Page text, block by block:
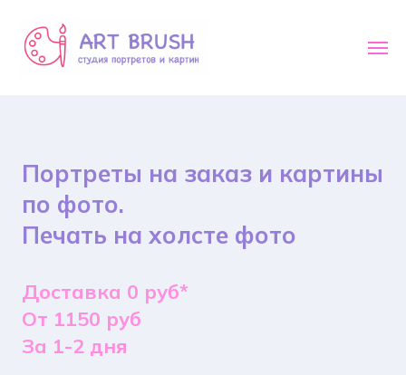
Портреты на заказ и картины
по фото.
Печать на холсте фото
Доставка 0 руб*
От 1150 руб
За 1-2 дня